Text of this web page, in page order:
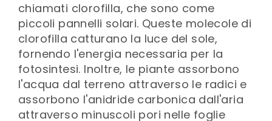
chiamati clorofilla, che sono come
piccoli pannelli solari. Queste molecole di
clorofilla catturano la luce del sole,
fornendo l'energia necessaria per la
fotosintesi. Inoltre, le piante assorbono
l'acqua dal terreno attraverso le radici e
assorbono l'anidride carbonica dall'aria
attraverso minuscoli pori nelle foglie